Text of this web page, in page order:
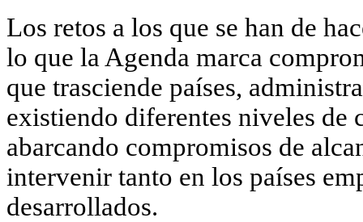
Los retos a los que se han de
lo que la Agenda marca
que trasciende países,
existiendo diferentes niveles de
abarcando compromisos de
intervenir tanto en los países
desarrollados.